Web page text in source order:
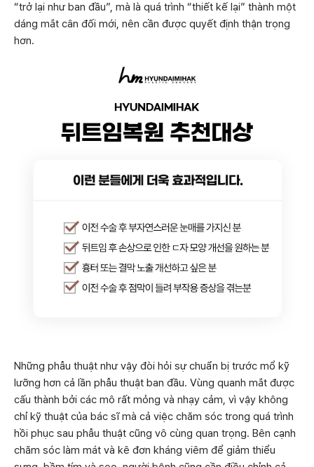
“trở lại như ban đầu”, mà là quá trình “thiết kế lại” thành một
dáng mắt cân đối mới, nên cần được quyết định thận trọng
hơn.
Những phẫu thuật như vậy đòi hỏi sự chuẩn bị trước mổ kỹ
lưỡng hơn cả lần phẫu thuật ban đầu. Vùng quanh mắt được
cấu thành bởi các mô rất mỏng và nhạy cảm, vì vậy không
chỉ kỹ thuật của bác sĩ mà cả việc chăm sóc trong quá trình
hồi phục sau phẫu thuật cũng vô cùng quan trọng. Bên cạnh
chăm sóc làm mát và kê đơn kháng viêm để giảm thiểu